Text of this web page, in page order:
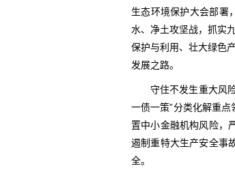
生态环境保护大会部署
水、净土攻坚战，抓实
保护与利用、壮大绿色
发展之路。
守住不发生重大风
一债一策”分类化解重
置中小金融机构风险，
遏制重特大生产安全事
全。